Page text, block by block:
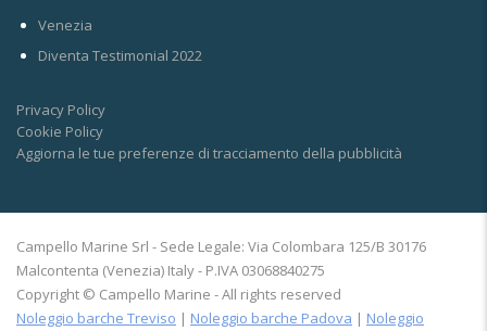
Venezia
Diventa Testimonial 2022
Privacy Policy
Cookie Policy
Aggiorna le tue preferenze di tracciamento della pubblicità
Campello Marine Srl - Sede Legale: Via Colombara 125/B 30176
Malcontenta (Venezia) Italy - P.IVA 03068840275
Copyright © Campello Marine - All rights reserved
Noleggio barche Treviso | Noleggio barche Padova | Noleggio